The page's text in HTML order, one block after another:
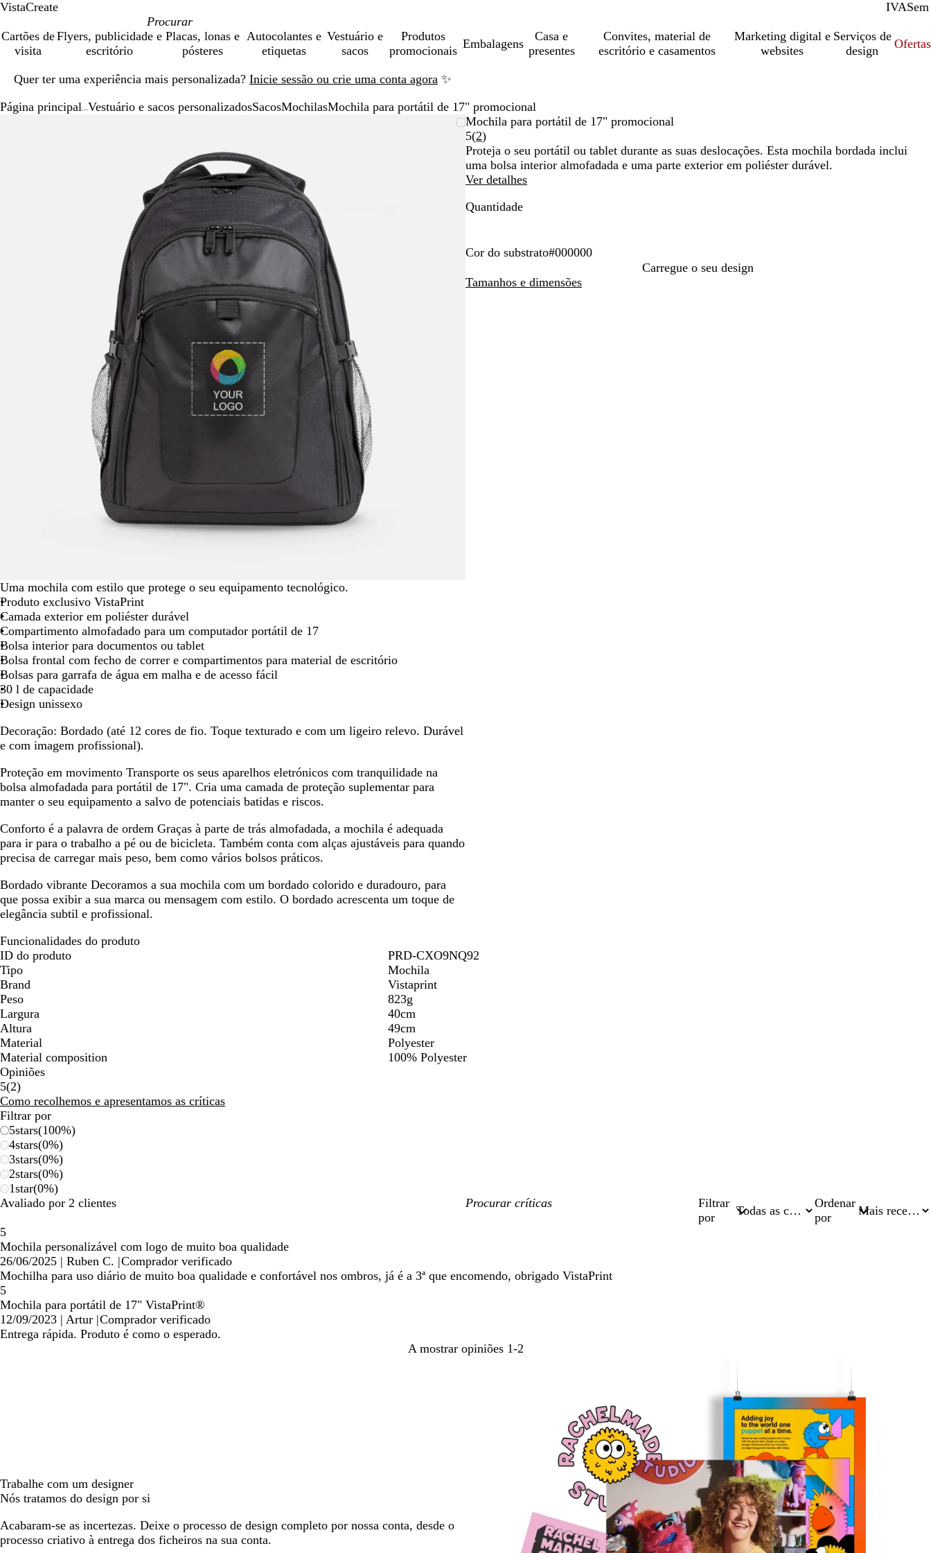
VistaCreate IVACom
Sem
Cartões de
visita
Flyers, publicidade e
escritório
Placas, lonas e
pósteres
Autocolantes e
etiquetas
Vestuário e
sacos
Produtos
promocionais
Embalagens
Casa e
presentes
Convites, material de
escritório e casamentos
Marketing digital e
websites
Serviços de
design
Ofertas
Quer ter uma experiência mais personalizada? Inicie sessão ou crie uma conta agora ✨
1
Página principal Vestuário e sacos personalizadosSacosMochilasMochila para portátil de 17" promocional
mínimo
expandir
teclas
de
menos
e
mais
para
fazer
zoom
e
as
teclas
de
seta
para
deslocar
Mochila para portátil de 17" promocional
5(2Ler
2
opiniões
)
Proteja o seu portátil ou tablet durante as suas deslocações. Esta mochila bordada inclui
uma bolsa interior almofadada e uma parte exterior em poliéster durável.
Ver detalhes
Quantidade
Cor do substrato#000000
0
Carregue o seu design
Tamanhos e dimensões
Uma mochila com estilo que protege o seu equipamento tecnológico.
Produto exclusivo VistaPrint
Camada exterior em poliéster durável
Compartimento almofadado para um computador portátil de 17
Bolsa interior para documentos ou tablet
Bolsa frontal com fecho de correr e compartimentos para material de escritório
Bolsas para garrafa de água em malha e de acesso fácil
30 l de capacidade
Design unissexo
Decoração: Bordado (até 12 cores de fio. Toque texturado e com um ligeiro relevo. Durável
e com imagem profissional).
Proteção em movimento Transporte os seus aparelhos eletrónicos com tranquilidade na
bolsa almofadada para portátil de 17". Cria uma camada de proteção suplementar para
manter o seu equipamento a salvo de potenciais batidas e riscos.
Conforto é a palavra de ordem Graças à parte de trás almofadada, a mochila é adequada
para ir para o trabalho a pé ou de bicicleta. Também conta com alças ajustáveis para quando
precisa de carregar mais peso, bem como vários bolsos práticos.
Bordado vibrante Decoramos a sua mochila com um bordado colorido e duradouro, para
que possa exibir a sua marca ou mensagem com estilo. O bordado acrescenta um toque de
elegância subtil e profissional.
Funcionalidades do produto
ID do produto
PRD-CXO9NQ92
Tipo
Mochila
Brand
Vistaprint
Peso
823g
Largura
40cm
Altura
49cm
Material
Polyester
Material composition
100% Polyester
Opiniões
5(22
críticas
)
Como recolhemos e apresentamos as críticas
Filtrar por
5stars(100%)
4stars(0%)
3stars(0%)
2stars(0%)
1star(0%)
Avaliado por 2 clientes
As
Filtrar
por
Ordenar
por
5
Mochila personalizável com logo de muito boa qualidade
26/06/2025 | Ruben C. |Comprador verificado
Mochilha para uso diário de muito boa qualidade e confortável nos ombros, já é a 3ª que encomendo, obrigado VistaPrint
5
Mochila para portátil de 17" VistaPrint®
12/09/2023 | Artur |Comprador verificado
Entrega rápida. Produto é como o esperado.
A mostrar opiniões 1-2
Trabalhe com um designer
Nós tratamos do design por si
Acabaram-se as incertezas. Deixe o processo de design completo por nossa conta, desde o
processo criativo à entrega dos ficheiros na sua conta.